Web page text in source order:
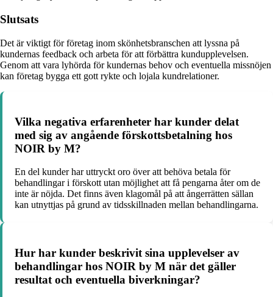
Slutsats
Det är viktigt för företag inom skönhetsbranschen att lyssna på
kundernas feedback och arbeta för att förbättra kundupplevelsen.
Genom att vara lyhörda för kundernas behov och eventuella missnöjen
kan företag bygga ett gott rykte och lojala kundrelationer.
Vilka negativa erfarenheter har kunder delat
med sig av angående förskottsbetalning hos
NOIR by M?
En del kunder har uttryckt oro över att behöva betala för
behandlingar i förskott utan möjlighet att få pengarna åter om de
inte är nöjda. Det finns även klagomål på att ångerrätten sällan
kan utnyttjas på grund av tidsskillnaden mellan behandlingarna.
Hur har kunder beskrivit sina upplevelser av
behandlingar hos NOIR by M när det gäller
resultat och eventuella biverkningar?